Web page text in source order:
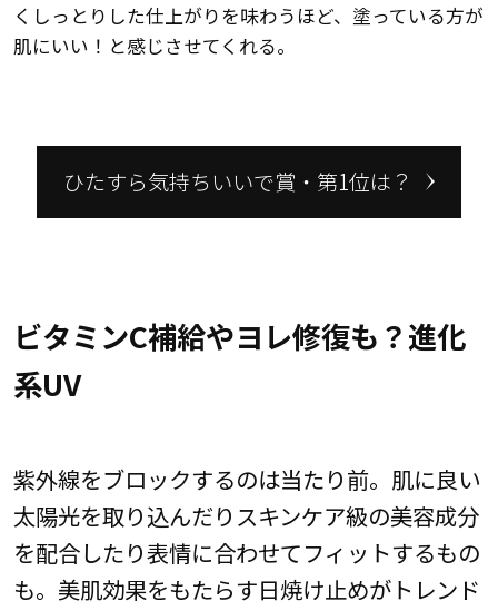
くしっとりした仕上がりを味わうほど、塗っている方が
肌にいい！と感じさせてくれる。
ひたすら気持ちいいで賞・第1位は？
ビタミンC補給やヨレ修復も？進化
系UV
紫外線をブロックするのは当たり前。肌に良い
太陽光を取り込んだりスキンケア級の美容成分
を配合したり表情に合わせてフィットするもの
も。美肌効果をもたらす日焼け止めがトレンド